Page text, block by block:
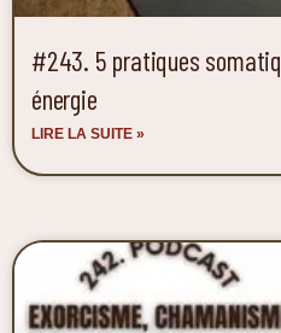
#243. 5 pratiques
énergie
LIRE LA SUITE »